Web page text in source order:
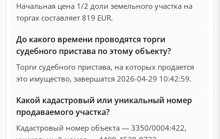
Начальная цена 1/2 доли земельного участка на
торгах составляет 819 EUR.
До какого времени проводятся торги
судебного пристава по этому объекту?
Торги судебного пристава, на которых продается
это имущество, завершатся 2026-04-29 10:42:59.
Какой кадастровый или уникальный номер
продаваемого участка?
Кадастровый номер объекта — 3350/0004:422,